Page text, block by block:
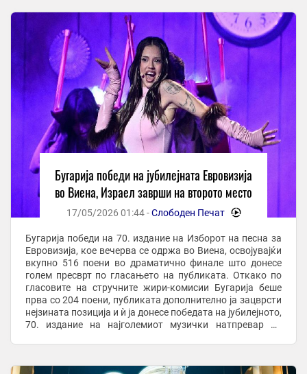
Бугарија победи на јубилејната Евровизија
во Виена, Израел заврши на второто место
17/05/2026 01:44 -Слободен Печат -
Бугарија победи на 70. издание на Изборот на песна за
Евровизија, кое вечерва се одржа во Виена, освојувајќи
вкупно 516 поени во драматично финале што донесе
голем пресврт по гласањето на публиката. Откако по
гласовите на стручните жири-комисии Бугарија беше
прва со 204 поени, публиката дополнително ја зацврсти
нејзината позиција и ѝ ја донесе победата на јубилејното,
70. издание на најголемиот музички натпревар во